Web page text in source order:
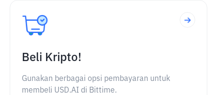
Beli Kripto!
Gunakan berbagai opsi pembayaran untuk
membeli USD.AI di Bittime.